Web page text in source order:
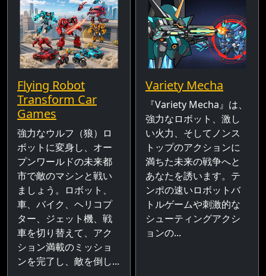
Flying Robot
Transform Car
Games
強力なウルフ（狼）ロ
ボットに変身し、オー
プンワールドの未来都
市で敵のマシンと戦い
ましょう。ロボット、
車、バイク、ヘリコプ
ター、ジェット機、戦
車を切り替えて、アク
ション満載のミッショ
ンを完了し、敵を倒し...
Variety Mecha
『Variety Mecha』は、
強力なロボット、激し
い火力、そしてノンス
トップのアクションに
満ちた未来の戦争へと
あなたを誘います。テ
ンポの速いロボットバ
トルゲームや刺激的な
シューティングアクシ
ョンの...